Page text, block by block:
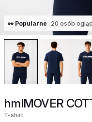
👀 Popularne 20 osób
hmlMOVER
T-shirt